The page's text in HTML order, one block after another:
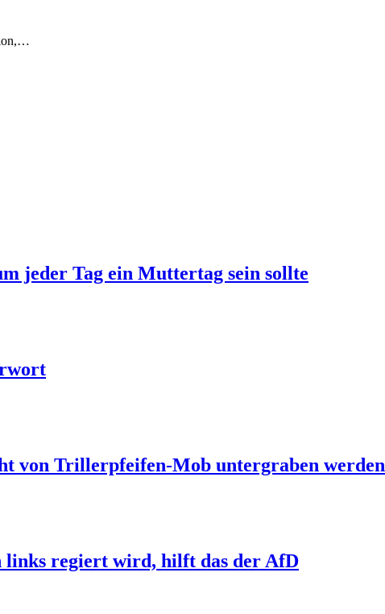
jeder Tag ein Muttertag sein sollte
von Trillerpfeifen-Mob untergraben werden
links regiert wird, hilft das der AfD